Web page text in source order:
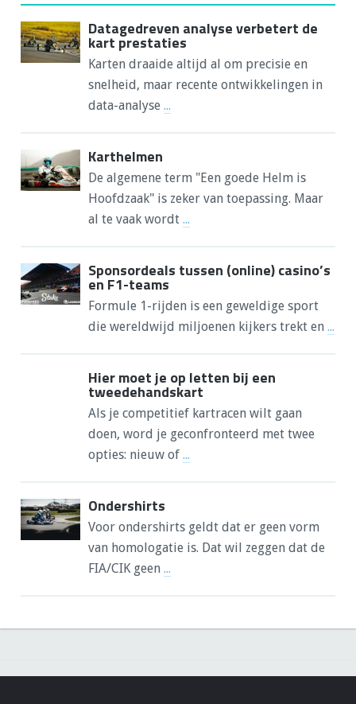
Datagedreven analyse verbetert de
kart prestaties
Karten draaide altijd al om precisie en
snelheid, maar recente ontwikkelingen in
data-analyse ...
Karthelmen
De algemene term "Een goede Helm is
Hoofdzaak" is zeker van toepassing. Maar
al te vaak wordt ...
Sponsordeals tussen (online) casino’s
en F1-teams
Formule 1-rijden is een geweldige sport
die wereldwijd miljoenen kijkers trekt en ...
Hier moet je op letten bij een
tweedehandskart
Als je competitief kartracen wilt gaan
doen, word je geconfronteerd met twee
opties: nieuw of ...
Ondershirts
Voor ondershirts geldt dat er geen vorm
van homologatie is. Dat wil zeggen dat de
FIA/CIK geen ...